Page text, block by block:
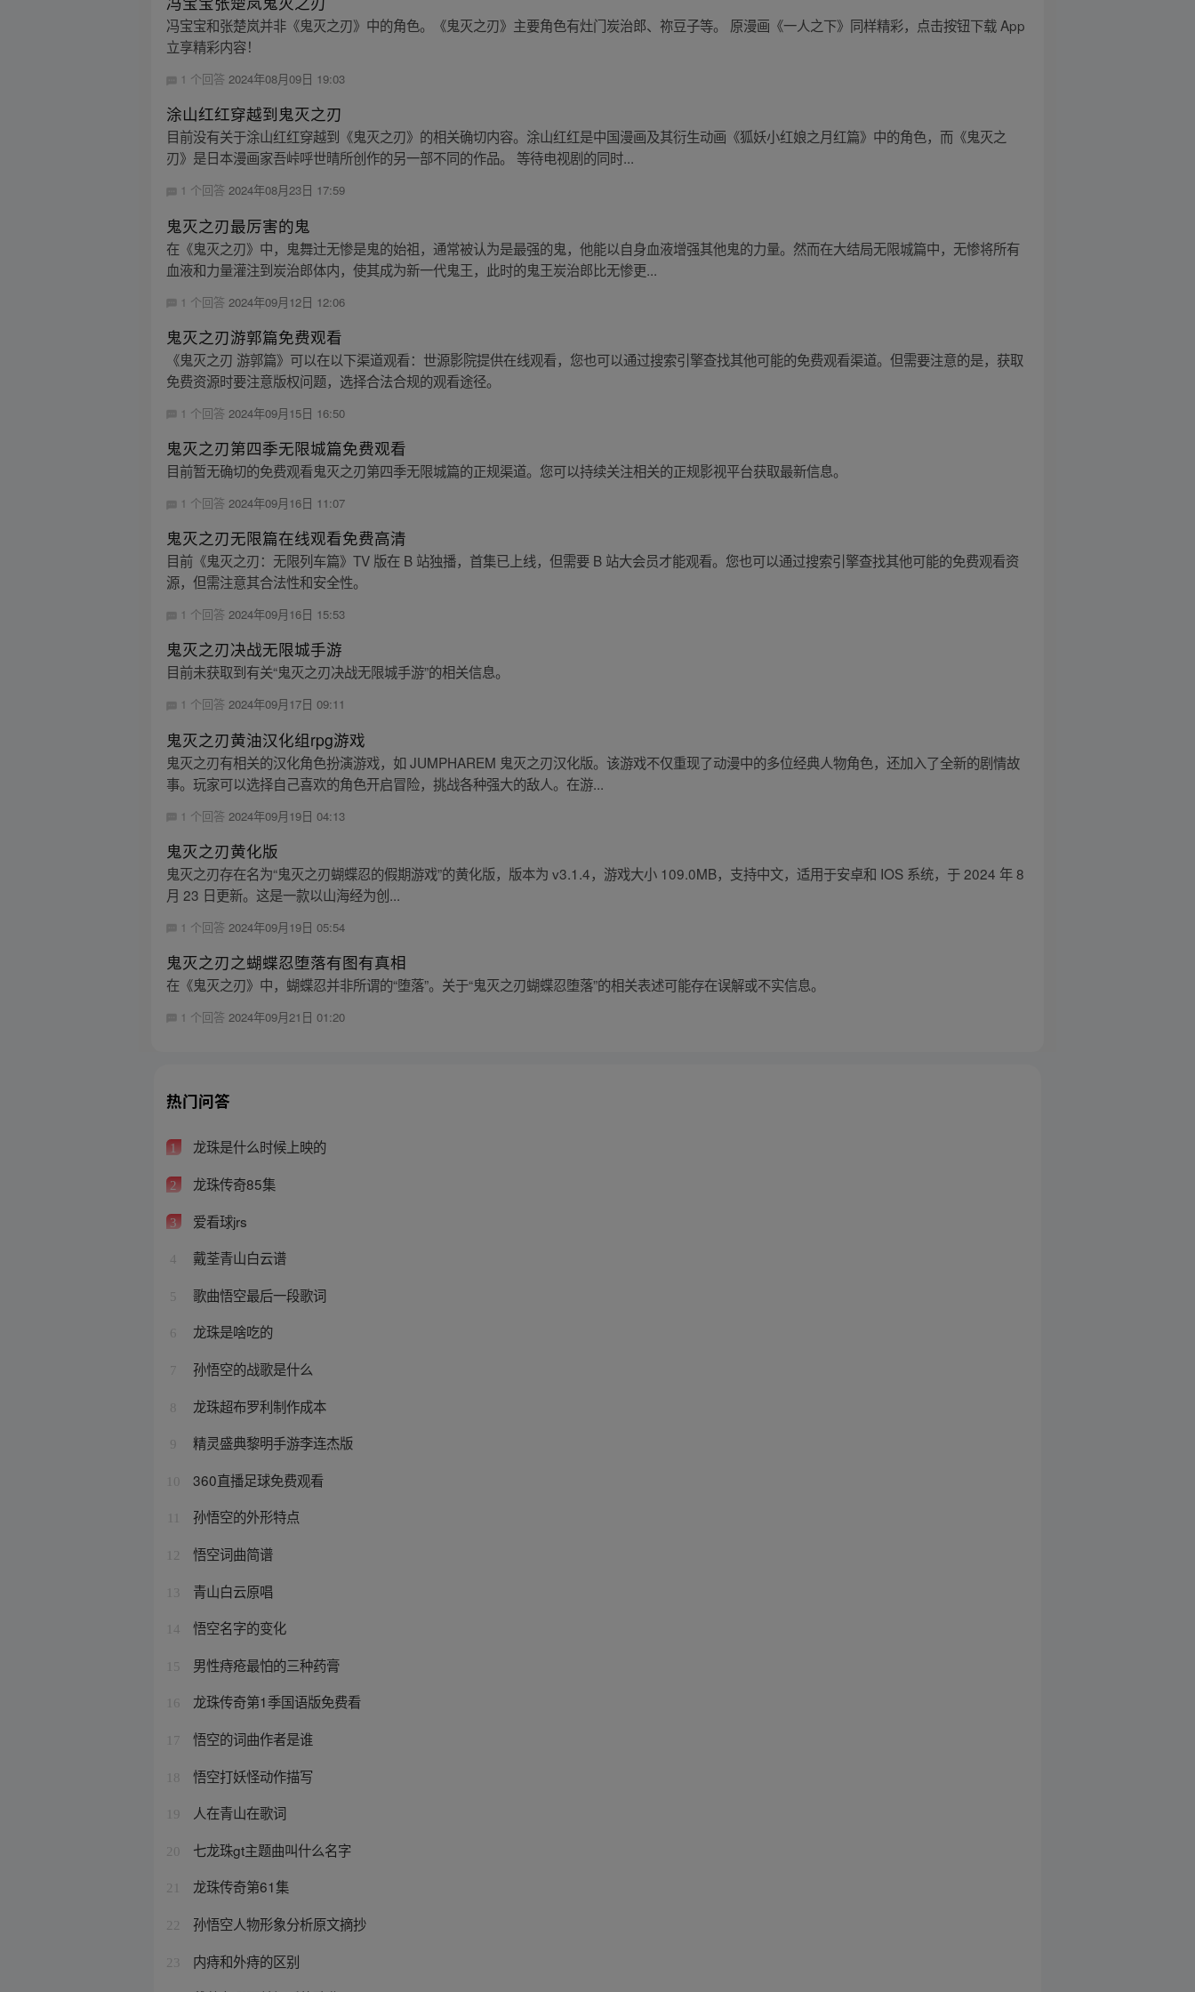
冯宝宝和张楚岚并非《鬼灭之刃》中的角色。《鬼灭之刃》主要角色有灶门炭治郎、祢豆子等。 原漫画《一人之下》同样精彩，点击按钮下载 App
立享精彩内容！
1 个回答2024年08月09日 19:03
涂山红红穿越到鬼灭之刃
目前没有关于涂山红红穿越到《鬼灭之刃》的相关确切内容。涂山红红是中国漫画及其衍生动画《狐妖小红娘之月红篇》中的角色，而《鬼灭之
刃》是日本漫画家吾峠呼世晴所创作的另一部不同的作品。 等待电视剧的同时...
1 个回答2024年08月23日 17:59
鬼灭之刃最厉害的鬼
在《鬼灭之刃》中，鬼舞辻无惨是鬼的始祖，通常被认为是最强的鬼，他能以自身血液增强其他鬼的力量。然而在大结局无限城篇中，无惨将所有
血液和力量灌注到炭治郎体内，使其成为新一代鬼王，此时的鬼王炭治郎比无惨更...
1 个回答 2024年09月12日 12:06
鬼灭之刃游郭篇免费观看
《鬼灭之刃 游郭篇》可以在以下渠道观看：世源影院提供在线观看，您也可以通过搜索引擎查找其他可能的免费观看渠道。但需要注意的是，获取
免费资源时要注意版权问题，选择合法合规的观看途径。
1 个回答 2024年09月15日 16:50
鬼灭之刃第四季无限城篇免费观看
目前暂无确切的免费观看鬼灭之刃第四季无限城篇的正规渠道。您可以持续关注相关的正规影视平台获取最新信息。
1 个回答2024年09月16日 11:07
鬼灭之刃无限篇在线观看免费高清
目前《鬼灭之刃：无限列车篇》TV 版在 B 站独播，首集已上线，但需要 B 站大会员才能观看。您也可以通过搜索引擎查找其他可能的免费观看资
源，但需注意其合法性和安全性。
1 个回答2024年09月16日 15:53
鬼灭之刃决战无限城手游
目前未获取到有关“鬼灭之刃决战无限城手游”的相关信息。
1 个回答2024年09月17日 09:11
鬼灭之刃黄油汉化组rpg游戏
鬼灭之刃有相关的汉化角色扮演游戏，如 JUMPHAREM 鬼灭之刃汉化版。该游戏不仅重现了动漫中的多位经典人物角色，还加入了全新的剧情故
事。玩家可以选择自己喜欢的角色开启冒险，挑战各种强大的敌人。在游...
1 个回答 2024年09月19日 04:13
鬼灭之刃黄化版
鬼灭之刃存在名为“鬼灭之刃蝴蝶忍的假期游戏”的黄化版，版本为 v3.1.4，游戏大小 109.0MB，支持中文，适用于安卓和 IOS 系统，于 2024 年 8
月 23 日更新。这是一款以山海经为创...
1 个回答 2024年09月19日 05:54
鬼灭之刃之蝴蝶忍堕落有图有真相
在《鬼灭之刃》中，蝴蝶忍并非所谓的“堕落”。关于“鬼灭之刃蝴蝶忍堕落”的相关表述可能存在误解或不实信息。
1 个回答2024年09月21日 01:20
热门问答
1 龙珠是什么时候上映的
2 龙珠传奇85集
3 爱看球jrs
4 戴荃青山白云谱
5 歌曲悟空最后一段歌词
6 龙珠是啥吃的
7 孙悟空的战歌是什么
8 龙珠超布罗利制作成本
9 精灵盛典黎明手游李连杰版
10 360直播足球免费观看
孙悟空的外形特点
12 悟空词曲简谱
13 青山白云原唱
14 悟空名字的变化
15 男性痔疮最怕的三种药膏
16 龙珠传奇第1季国语版免费看
17 悟空的词曲作者是谁
18 悟空打妖怪动作描写
19 人在青山在歌词
20 七龙珠gt主题曲叫什么名字
21 龙珠传奇第61集
22 孙悟空人物形象分析原文摘抄
23 内痔和外痔的区别